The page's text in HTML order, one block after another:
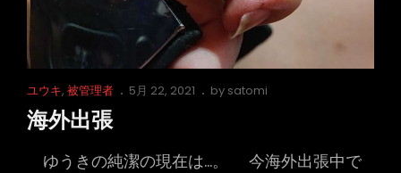
Cat
Links
ユウキ, 被管理者
Posted
5月 22, 2021 by satomi
海外出張
ゆうきの純潔の現在は…。 今海外出張中で